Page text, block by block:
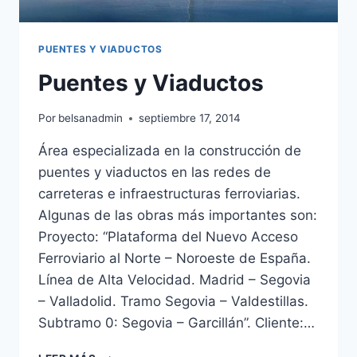
PUENTES Y VIADUCTOS
Puentes y Viaductos
Por belsanadmin septiembre 17, 2014
Área especializada en la construcción de
puentes y viaductos en las redes de
carreteras e infraestructuras ferroviarias.
Algunas de las obras más importantes son:
Proyecto: “Plataforma del Nuevo Acceso
Ferroviario al Norte – Noroeste de España.
Línea de Alta Velocidad. Madrid – Segovia
– Valladolid. Tramo Segovia – Valdestillas.
Subtramo 0: Segovia – Garcillán”. Cliente:…